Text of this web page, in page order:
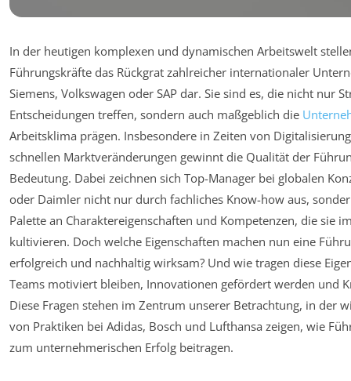
In der heutigen komplexen und dynamischen Arbeitswelt
Führungskräfte das Rückgrat zahlreicher internationaler
Siemens, Volkswagen oder SAP dar. Sie sind es, die nicht nur
Entscheidungen treffen, sondern auch maßgeblich die
Arbeitsklima prägen. Insbesondere in Zeiten von
schnellen Marktveränderungen gewinnt die Qualität der
Bedeutung. Dabei zeichnen sich Top-Manager bei globalen
oder Daimler nicht nur durch fachliches Know-how aus,
Palette an Charaktereigenschaften und Kompetenzen, die sie
kultivieren. Doch welche Eigenschaften machen nun eine
erfolgreich und nachhaltig wirksam? Und wie tragen diese
Teams motiviert bleiben, Innovationen gefördert werden und
Diese Fragen stehen im Zentrum unserer Betrachtung, in der
von Praktiken bei Adidas, Bosch und Lufthansa zeigen, wie
zum unternehmerischen Erfolg beitragen.